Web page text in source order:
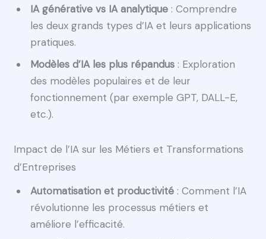
IA générative vs IA analytique : Comprendre
les deux grands types d’IA et leurs applications
pratiques.
Modèles d’IA les plus répandus : Exploration
des modèles populaires et de leur
fonctionnement (par exemple GPT, DALL-E,
etc.).
Impact de l’IA sur les Métiers et Transformations
d’Entreprises
Automatisation et productivité : Comment l’IA
révolutionne les processus métiers et
améliore l’efficacité.